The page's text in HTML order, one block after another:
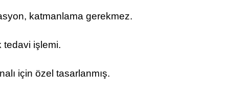
katmanlama gerekmez.
tedavi işlemi.
için özel tasarlanmış.